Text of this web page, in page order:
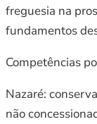
freguesia na
fundamentos
Competências
Nazaré:
não